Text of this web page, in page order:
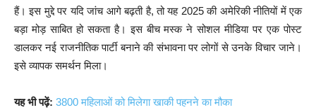
हैं। इस मुद्दे पर यदि जांच आगे बढ़ती है, तो यह 2025 की अमेरिकी नीतियों में एक
बड़ा मोड़ साबित हो सकता है। इस बीच मस्क ने सोशल मीडिया पर एक पोस्ट
डालकर नई राजनीतिक पार्टी बनाने की संभावना पर लोगों से उनके विचार जाने।
इसे व्यापक समर्थन मिला।
यह भी पढ़ें: 3800 महिलाओं को मिलेगा खाकी पहनने का मौका